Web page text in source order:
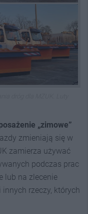
„zimowe”
zmieniają się w
zamierza używać
podczas prac
lub na zlecenie
rzeczy, których